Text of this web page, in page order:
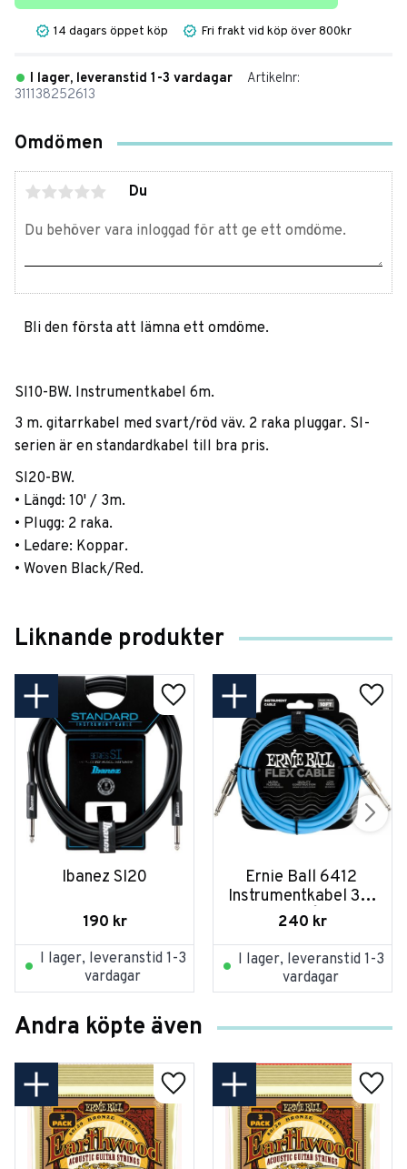
14 dagars öppet köp Fri frakt vid köp över 800kr
I lager, leveranstid 1-3 vardagar
Artikelnr
311138252613
Omdömen
Du
Bli den första att lämna ett omdöme.
SI10-BW. Instrumentkabel 6m.
3 m. gitarrkabel med svart/röd väv. 2 raka pluggar. SI-
serien är en standardkabel till bra pris.
SI20-BW.
• Längd: 10' / 3m.
• Plugg: 2 raka.
• Ledare: Koppar.
• Woven Black/Red.
Liknande produkter
Ibanez SI20
190 kr
I lager, leveranstid 1-3
vardagar
Ernie Ball 6412
Instrumentkabel 3m
- Blå
240 kr
I lager, leveranstid 1-3
vardagar
Andra köpte även